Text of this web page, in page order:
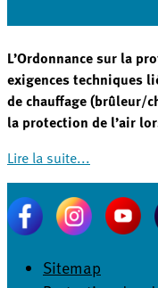
L’Ordonnance sur la
exigences techniques
de chauffage (brûleur/
la protection de l’air
Lire la suite...
Sitemap